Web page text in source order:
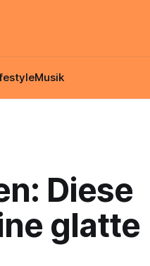
Musik
Diese
glatte